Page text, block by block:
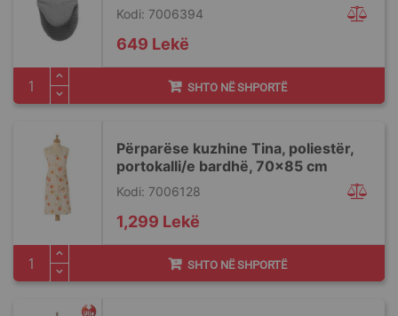
Kodi: 7006394
649 Lekë
SHTO NË SHPORTË
Përparëse kuzhine Tina, poliestër,
portokalli/e bardhë, 70x85 cm
Kodi: 7006128
1,299 Lekë
SHTO NË SHPORTË